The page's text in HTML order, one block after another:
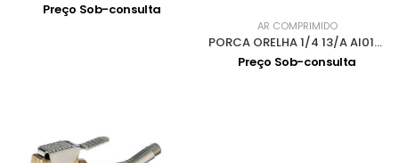
Preço Sob-consulta
AR COMPRIMIDO
PORCA ORELHA 1/4 13/A AI011303
Preço Sob-consulta